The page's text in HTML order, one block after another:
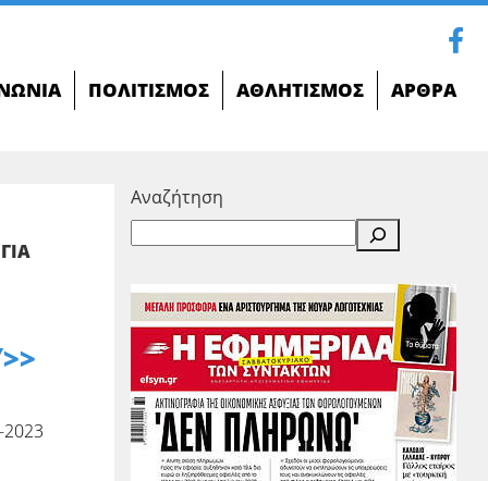
ΠΟΛΙΤΙΣΜΌΣ ΑΘΛΗΤΙΣΜΌΣ ΆΡΘΡΑ
Αναζήτηση